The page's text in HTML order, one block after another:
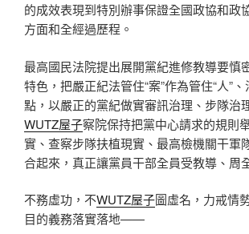
的成效表現到特別辦事保證全國政協和政
方面和全經過歷程。
最高國民法院提出展開黨紀進修教導要慎
特色，把嚴正紀法管住“案”作為管住“人”、
點，以嚴正的黨紀做實審訊治理、步隊治
WUTZ屋子察院保持把黨中心請求的規則
實、查察步隊扶植現實、最高檢機關干軍
合起來，真正讓黨員干部全員受教導、周
不務虛功，不WUTZ屋子圖虛名，力戒情
目的義務落實落地——